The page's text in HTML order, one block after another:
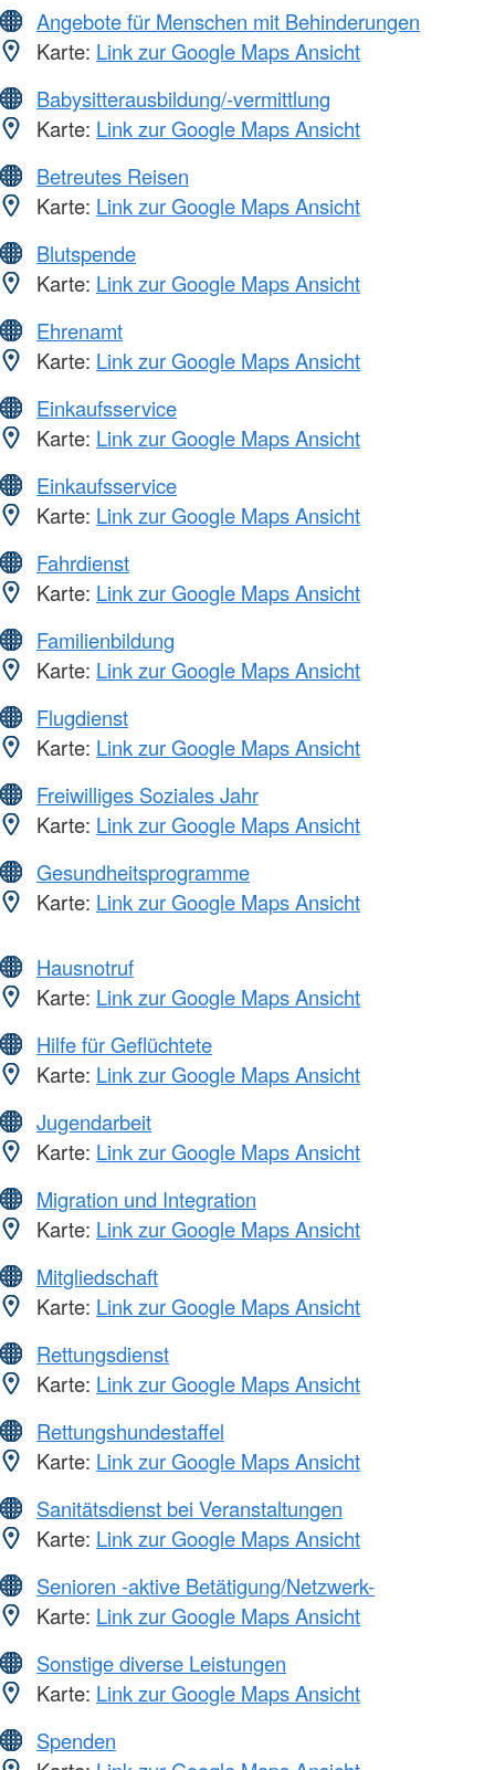
Angebote für Menschen mit Behinderungen
Karte: Link zur Google Maps Ansicht
Babysitterausbildung/-vermittlung
Karte: Link zur Google Maps Ansicht
Betreutes Reisen
Karte: Link zur Google Maps Ansicht
Blutspende
Karte: Link zur Google Maps Ansicht
Ehrenamt
Karte: Link zur Google Maps Ansicht
Einkaufsservice
Karte: Link zur Google Maps Ansicht
Einkaufsservice
Karte: Link zur Google Maps Ansicht
Fahrdienst
Karte: Link zur Google Maps Ansicht
Familienbildung
Karte: Link zur Google Maps Ansicht
Flugdienst
Karte: Link zur Google Maps Ansicht
Freiwilliges Soziales Jahr
Karte: Link zur Google Maps Ansicht
Gesundheitsprogramme
Karte: Link zur Google Maps Ansicht
Hausnotruf
Karte: Link zur Google Maps Ansicht
Hilfe für Geflüchtete
Karte: Link zur Google Maps Ansicht
Jugendarbeit
Karte: Link zur Google Maps Ansicht
Migration und Integration
Karte: Link zur Google Maps Ansicht
Mitgliedschaft
Karte: Link zur Google Maps Ansicht
Rettungsdienst
Karte: Link zur Google Maps Ansicht
Rettungshundestaffel
Karte: Link zur Google Maps Ansicht
Sanitätsdienst bei Veranstaltungen
Karte: Link zur Google Maps Ansicht
Senioren -aktive Betätigung/Netzwerk-
Karte: Link zur Google Maps Ansicht
Sonstige diverse Leistungen
Karte: Link zur Google Maps Ansicht
Spenden